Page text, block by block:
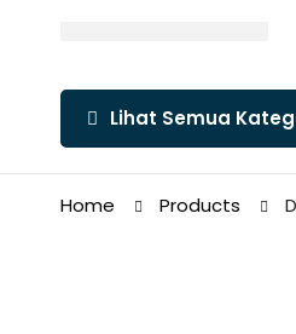
Lihat Semua
Home Products